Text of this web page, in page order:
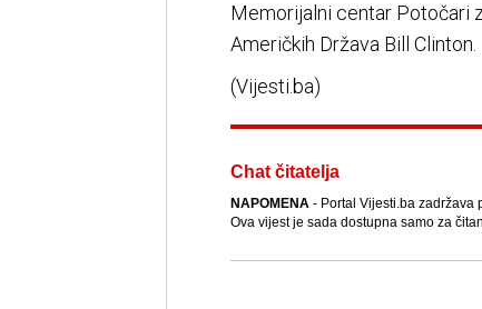
Memorijalni centar Potočari
Američkih Država Bill Clinton.
(Vijesti.ba)
Chat čitatelja
NAPOMENA- Portal Vijesti.ba zadržava
Ova vijest je sada dostupna samo za